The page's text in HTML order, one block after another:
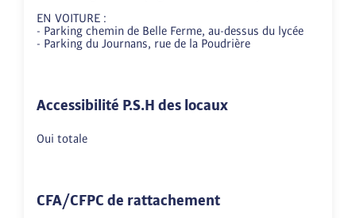
EN VOITURE :
- Parking chemin de Belle Ferme, au-dessus du lycée
- Parking du Journans, rue de la Poudrière
Accessibilité P.S.H des locaux
Oui totale
CFA/CFPC de rattachement